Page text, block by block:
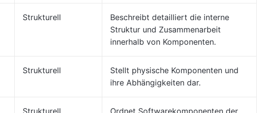
Strukturell
Beschreibt detailliert die interne
Struktur und Zusammenarbeit
innerhalb von Komponenten.
Strukturell
Stellt physische Komponenten und
ihre Abhängigkeiten dar.
Strukturell Ordnet Softwarekomponenten der